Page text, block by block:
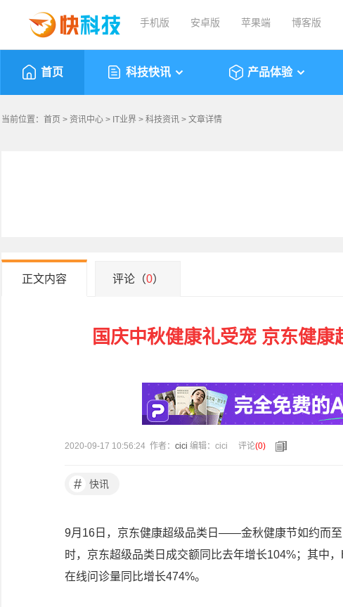
手机版 安卓版 苹果端 博客版
首页 科技快讯 产品体验
当前位置： 首页 > 资讯中心 > IT业界 > 科技资讯 > 文章详情
正文内容 评论（0）
国庆中秋健康礼受宠 京东健
2020-09-17 10:56:24 作者： cici 编辑：cici 评论(0)
# 快讯
9月16日，京东健康超级品类日——金秋健康节如约而
时，京东超级品类日成交额同比去年增长104%；其中
在线问诊量同比增长474%。